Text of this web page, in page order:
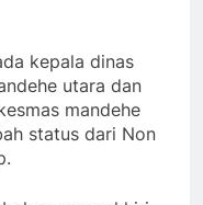
kepala dinas
utara dan
mandehe
status dari Non